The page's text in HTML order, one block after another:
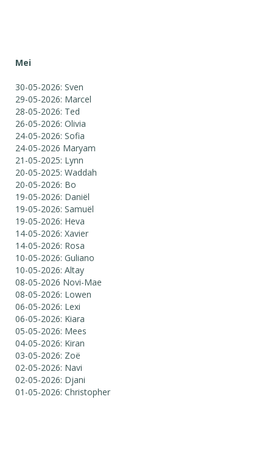
Mei
30-05-2026: Sven
29-05-2026: Marcel
28-05-2026: Ted
26-05-2026: Olivia
24-05-2026: Sofia
24-05-2026 Maryam
21-05-2025: Lynn
20-05-2025: Waddah
20-05-2026: Bo
19-05-2026: Daniël
19-05-2026: Samuël
19-05-2026: Heva
14-05-2026: Xavier
14-05-2026: Rosa
10-05-2026: Guliano
10-05-2026: Altay
08-05-2026 Novi-Mae
08-05-2026: Lowen
06-05-2026: Lexi
06-05-2026: Kiara
05-05-2026: Mees
04-05-2026: Kiran
03-05-2026: Zoë
02-05-2026: Navi
02-05-2026: Djani
01-05-2026: Christopher